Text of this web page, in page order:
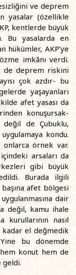
ve deprem
yasalar (özellikle
kentlerde büyük
Bu yasalarda en
hükümler, AKP’ye
imkânı verdi.
de deprem riskini
çok azdır- bu
yaşayanları
afet yasası da
konuşursak-
değil de Çubuklu,
kondu.
onlarca örnek var.
arsaları da
gibi büyük
Burada ilgili
afet bölgesi
dair
değil, kamu ihale
kurullarının nasıl
kadar el değmedik
bu dönemde
konut hem de
geldi.